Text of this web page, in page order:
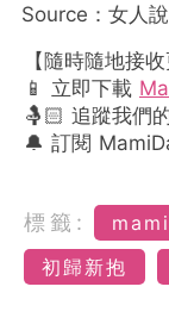
Source：女人
【隨時隨地接
📱 立即下載
🤱🏻 追蹤我們
🔔 訂閱
標籤:
初歸新抱